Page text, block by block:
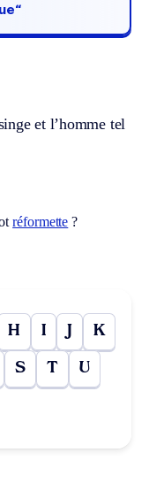
et l’homme tel
réformette ?
H I J K
S T U